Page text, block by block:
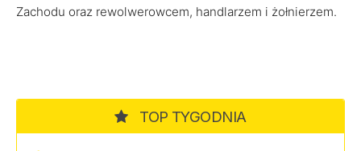
Zachodu oraz rewolwerowcem, handlarzem i żołnierzem.
TOP TYGODNIA